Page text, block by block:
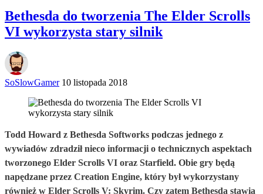
Bethesda do tworzenia The Elder Scrolls
VI wykorzysta stary silnik
SoSlowGamer 10 listopada 2018
Todd Howard z Bethesda Softworks podczas jednego z
wywiadów zdradził nieco informacji o technicznych aspektach
tworzonego Elder Scrolls VI oraz Starfield. Obie gry będą
napędzane przez Creation Engine, który był wykorzystany
również w Elder Scrolls V: Skyrim. Czy zatem Bethesda stawia